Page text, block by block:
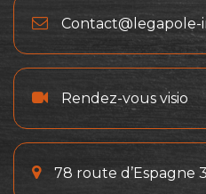
Contact@legapole-
Rendez-vous visio
78 route d’Espagne